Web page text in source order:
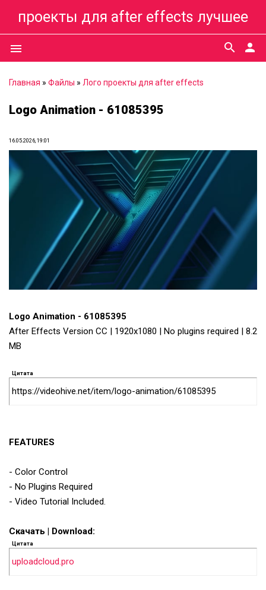
проекты для after effects лучшее
menu person
search
Главная » Файлы » Лого проекты для after effects
Logo Animation - 61085395
16.05.2026, 19:01
Logo Animation - 61085395
After Effects Version CC | 1920x1080 | No plugins required | 8.2
MB
Цитата
https://videohive.net/item/logo-animation/61085395
FEATURES
- Color Control
- No Plugins Required
- Video Tutorial Included.
Скачать | Download:
Цитата
uploadcloud.pro